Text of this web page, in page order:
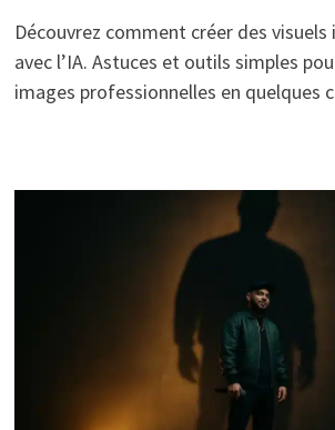
Découvrez comment créer des
avec l’IA. Astuces et outils simples
images professionnelles en quelques